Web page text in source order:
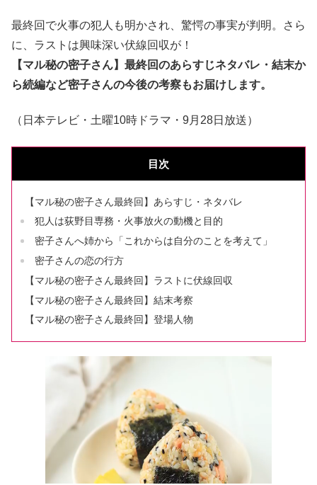
最終回で火事の犯人も明かされ、驚愕の事実が判明。さら
に、ラストは興味深い伏線回収が！
【マル秘の密子さん】最終回のあらすじネタバレ・結末か
ら続編など密子さんの今後の考察もお届けします。
（日本テレビ・土曜10時ドラマ・9月28日放送）
目次
【マル秘の密子さん最終回】あらすじ・ネタバレ
犯人は荻野目専務・火事放火の動機と目的
密子さんへ姉から「これからは自分のことを考えて」
密子さんの恋の行方
【マル秘の密子さん最終回】ラストに伏線回収
【マル秘の密子さん最終回】結末考察
【マル秘の密子さん最終回】登場人物